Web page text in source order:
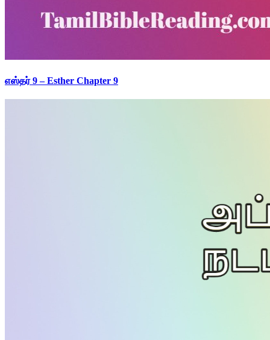
எஸ்தர் 9 – Esther Chapter 9